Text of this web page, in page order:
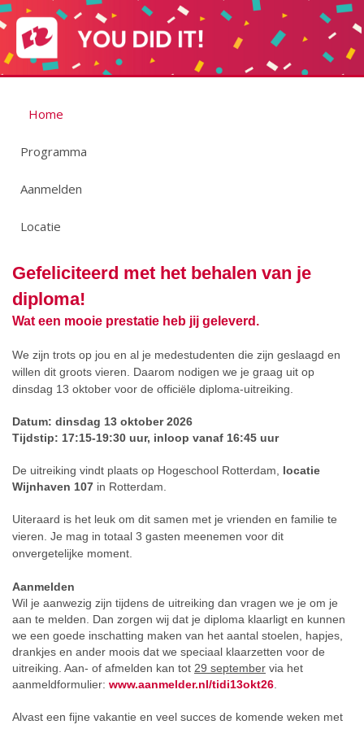
Home
Programma
Aanmelden
Locatie
Gefeliciteerd met het behalen van je
diploma!
Wat een mooie prestatie heb jij geleverd.
We zijn trots op jou en al je medestudenten die zijn geslaagd en
willen dit groots vieren. Daarom nodigen we je graag uit op
dinsdag 13 oktober voor de officiële diploma-uitreiking.
Datum: dinsdag 13 oktober 2026
Tijdstip: 17:15-19:30 uur, inloop vanaf 16:45 uur
De uitreiking vindt plaats op Hogeschool Rotterdam, locatie
Wijnhaven 107 in Rotterdam.
Uiteraard is het leuk om dit samen met je vrienden en familie te
vieren. Je mag in totaal 3 gasten meenemen voor dit
onvergetelijke moment.
Aanmelden
Wil je aanwezig zijn tijdens de uitreiking dan vragen we je om je
aan te melden. Dan zorgen wij dat je diploma klaarligt en kunnen
we een goede inschatting maken van het aantal stoelen, hapjes,
drankjes en ander moois dat we speciaal klaarzetten voor de
uitreiking. Aan- of afmelden kan tot 29 september via het
aanmeldformulier: www.aanmelder.nl/tidi13okt26
Alvast een fijne vakantie en veel succes de komende weken met